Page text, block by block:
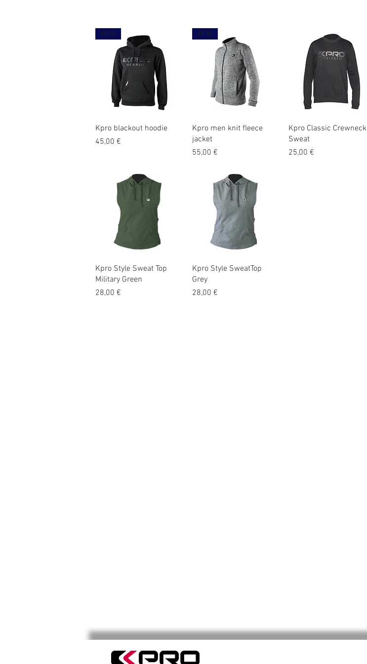
Schnellansicht
NEW
Kpro blackout hoodie
Preis
45,00 €
Schnellansicht
NEW
Kpro men knit fleece
jacket
Preis
55,00 €
Schnellansicht
Kpro Classic Crewneck
Sweat
Preis
25,00 €
Schnellansicht
Kpro Style Sweat Top
Military Green
Preis
28,00 €
Schnellansicht
Kpro Style SweatTop
Grey
Preis
28,00 €